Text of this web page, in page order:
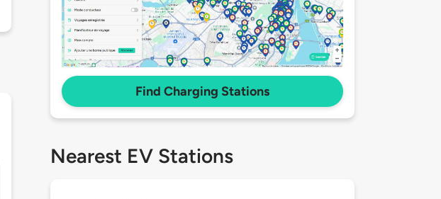
Find Charging Stations
Nearest EV Stations